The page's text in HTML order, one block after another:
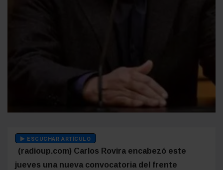
ESCUCHAR ARTÍCULO
(radioup.com) Carlos Rovira encabezó este
jueves una nueva convocatoria del frente